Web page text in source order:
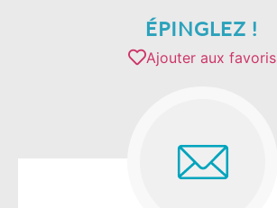
ÉPINGLEZ !
Ajouter aux favoris